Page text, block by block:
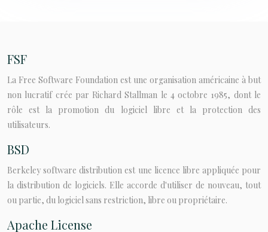
FSF
La Free Software Foundation est une organisation américaine à but
non lucratif crée par Richard Stallman le 4 octobre 1985, dont le
rôle est la promotion du logiciel libre et la protection des
utilisateurs.
BSD
Berkeley software distribution est une licence libre appliquée pour
la distribution de logiciels. Elle accorde d'utiliser de nouveau, tout
ou partie, du logiciel sans restriction, libre ou propriétaire.
Apache License